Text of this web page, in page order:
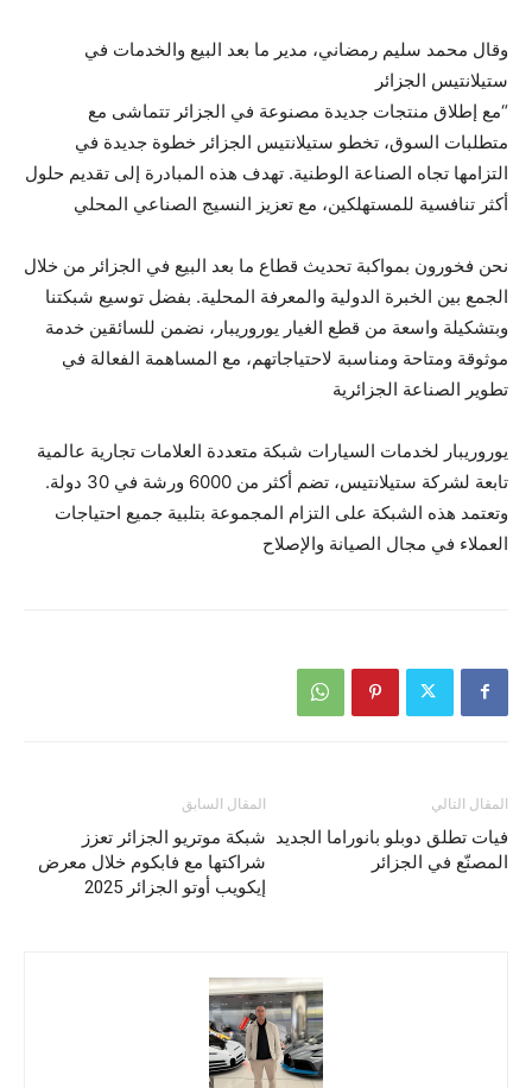
وقال محمد سليم رمضاني، مدير ما بعد البيع والخدمات في
ستيلانتيس الجزائر
“مع إطلاق منتجات جديدة مصنوعة في الجزائر تتماشى مع
متطلبات السوق، تخطو ستيلانتيس الجزائر خطوة جديدة في
التزامها تجاه الصناعة الوطنية. تهدف هذه المبادرة إلى تقديم حلول
أكثر تنافسية للمستهلكين، مع تعزيز النسيج الصناعي المحلي
نحن فخورون بمواكبة تحديث قطاع ما بعد البيع في الجزائر من خلال
الجمع بين الخبرة الدولية والمعرفة المحلية. بفضل توسيع شبكتنا
وبتشكيلة واسعة من قطع الغيار يوروريبار، نضمن للسائقين خدمة
موثوقة ومتاحة ومناسبة لاحتياجاتهم، مع المساهمة الفعالة في
تطوير الصناعة الجزائرية
يوروريبار لخدمات السيارات شبكة متعددة العلامات تجارية عالمية
تابعة لشركة ستيلانتيس، تضم أكثر من 6000 ورشة في 30 دولة.
وتعتمد هذه الشبكة على التزام المجموعة بتلبية جميع احتياجات
العملاء في مجال الصيانة والإصلاح
المقال السابق
شبكة موتريو الجزائر تعزز
شراكتها مع فابكوم خلال معرض
إيكويب أوتو الجزائر 2025
المقال التالي
فيات تطلق دوبلو بانوراما الجديد
المصنّع في الجزائر